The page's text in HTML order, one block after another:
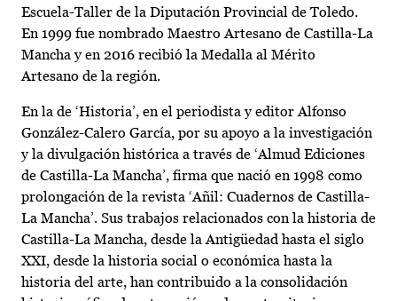
Escuela-Taller de la Diputación Provincial de Toledo.
En 1999 fue nombrado Maestro Artesano de Castilla-La
Mancha y en 2016 recibió la Medalla al Mérito
Artesano de la región.
En la de ‘Historia’, en el periodista y editor Alfonso
González-Calero García, por su apoyo a la investigación
y la divulgación histórica a través de ‘Almud Ediciones
de Castilla-La Mancha’, firma que nació en 1998 como
prolongación de la revista ‘Añil: Cuadernos de Castilla-
La Mancha’. Sus trabajos relacionados con la historia de
Castilla-La Mancha, desde la Antigüedad hasta el siglo
XXI, desde la historia social o económica hasta la
historia del arte, han contribuido a la consolidación